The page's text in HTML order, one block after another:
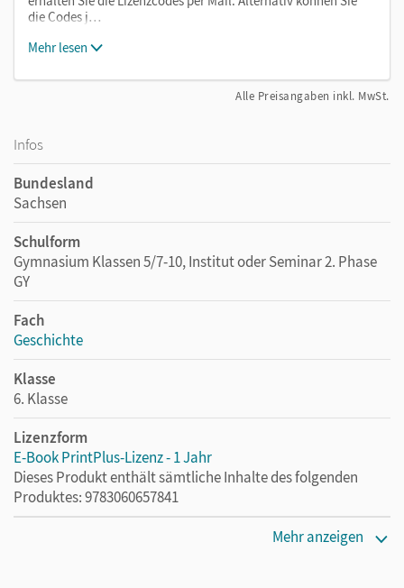
die Codes j…
Mehr lesen
Alle Preisangaben inkl. MwSt.
Infos
Bundesland
Sachsen
Schulform
Gymnasium Klassen 5/7-10, Institut oder Seminar 2. Phase
GY
Fach
Geschichte
Klasse
6. Klasse
Lizenzform
E-Book PrintPlus-Lizenz - 1 Jahr
Dieses Produkt enthält sämtliche Inhalte des folgenden
Produktes: 9783060657841
Mehr anzeigen